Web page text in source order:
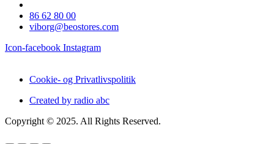
86 62 80 00
viborg@beostores.com
Icon-facebook Instagram
Cookie- og Privatlivspolitik
Created by radio abc
Copyright © 2025. All Rights Reserved.